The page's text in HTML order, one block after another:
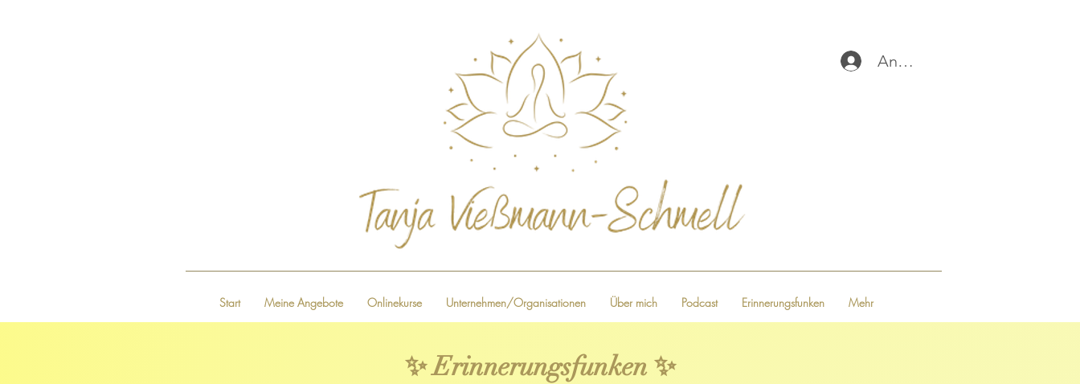
Anmelden
Start Meine Angebote Onlinekurse Unternehmen/Organisationen Über mich Podcast Erinnerungsfunken Mehr
✨ Erinnerungsfunken ✨